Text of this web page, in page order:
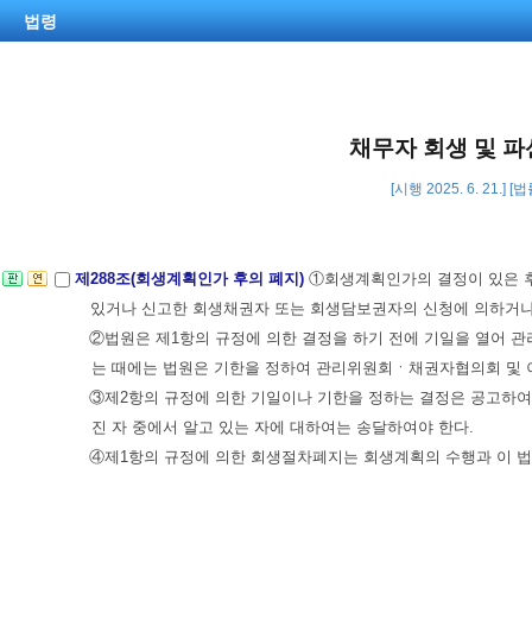
법령
채무자 회생 및
[시행 2025. 6. 21.] [
제288조(회생계획인가 후의 폐지) ①회생계획인가의 결정이 있은
있거나 신고한 회생채권자 또는 회생담보권자의 신청에 의하거
②법원은 제1항의 규정에 의한 결정을 하기 전에 기일을 열어
는 때에는 법원은 기한을 정하여 관리위원회ㆍ채권자협의회
③제2항의 규정에 의한 기일이나 기한을 정하는 결정은 공고하
진 자 중에서 알고 있는 자에 대하여는 송달하여야 한다.
④제1항의 규정에 의한 회생절차폐지는 회생계획의 수행과 이